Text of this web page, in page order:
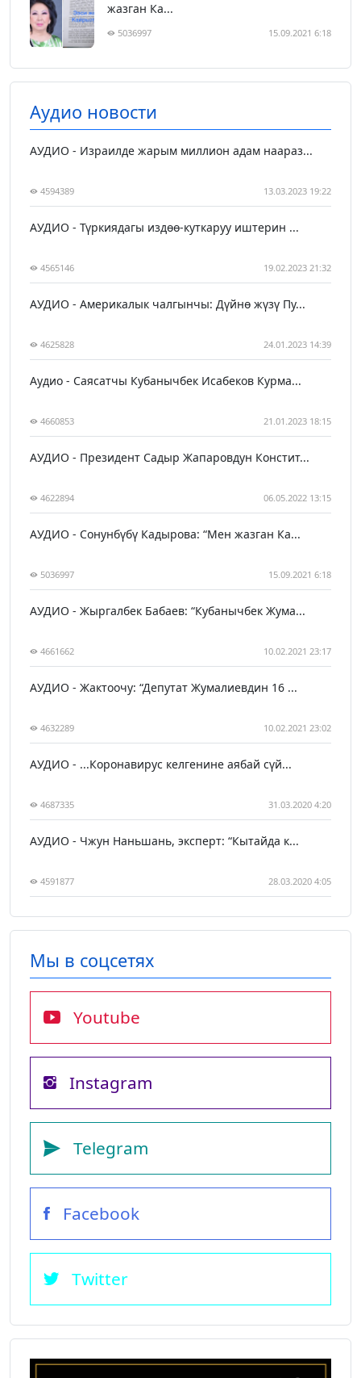
жазган Ка...
5036997 15.09.2021 6:18
Аудио новости
АУДИО - Израилде жарым миллион адам наараз...
4594389 13.03.2023 19:22
АУДИО - Түркиядагы издөө-куткаруу иштерин ...
4565146 19.02.2023 21:32
АУДИО - Америкалык чалгынчы: Дүйнө жүзү Пу...
4625828 24.01.2023 14:39
Аудио - Саясатчы Кубанычбек Исабеков Курма...
4660853 21.01.2023 18:15
АУДИО - Президент Садыр Жапаровдун Констит...
4622894 06.05.2022 13:15
АУДИО - Сонунбүбү Кадырова: “Мен жазган Ка...
5036997 15.09.2021 6:18
АУДИО - Жыргалбек Бабаев: “Кубанычбек Жума...
4661662 10.02.2021 23:17
АУДИО - Жактоочу: “Депутат Жумалиевдин 16 ...
4632289 10.02.2021 23:02
АУДИО - ...Коронавирус келгенине аябай сүй...
4687335 31.03.2020 4:20
АУДИО - Чжун Наньшань, эксперт: “Кытайда к...
4591877 28.03.2020 4:05
Мы в соцсетях
Youtube
Instagram
Telegram
Facebook
Twitter